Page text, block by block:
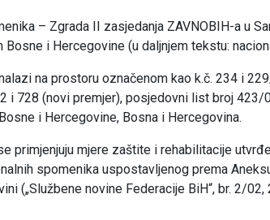
– Zgrada II zasjedanja ZAVNOBIH-a u
i Hercegovine (u daljnjem tekstu:
na prostoru označenom kao k.č. 234 i
i 728 (novi premjer), posjedovni list broj 423/
i Hercegovine, Bosna i Hercegovina.
primjenjuju mjere zaštite i rehabilitacije
spomenika uspostavljenog prema
(„Službene novine Federacije BiH“, br. 2/